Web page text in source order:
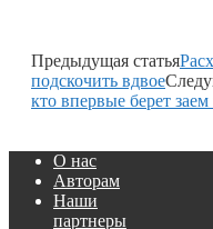
Предыдущая статья
подскочить вдвое
кто впервые берет
О нас
Авторам
Наши
партнеры